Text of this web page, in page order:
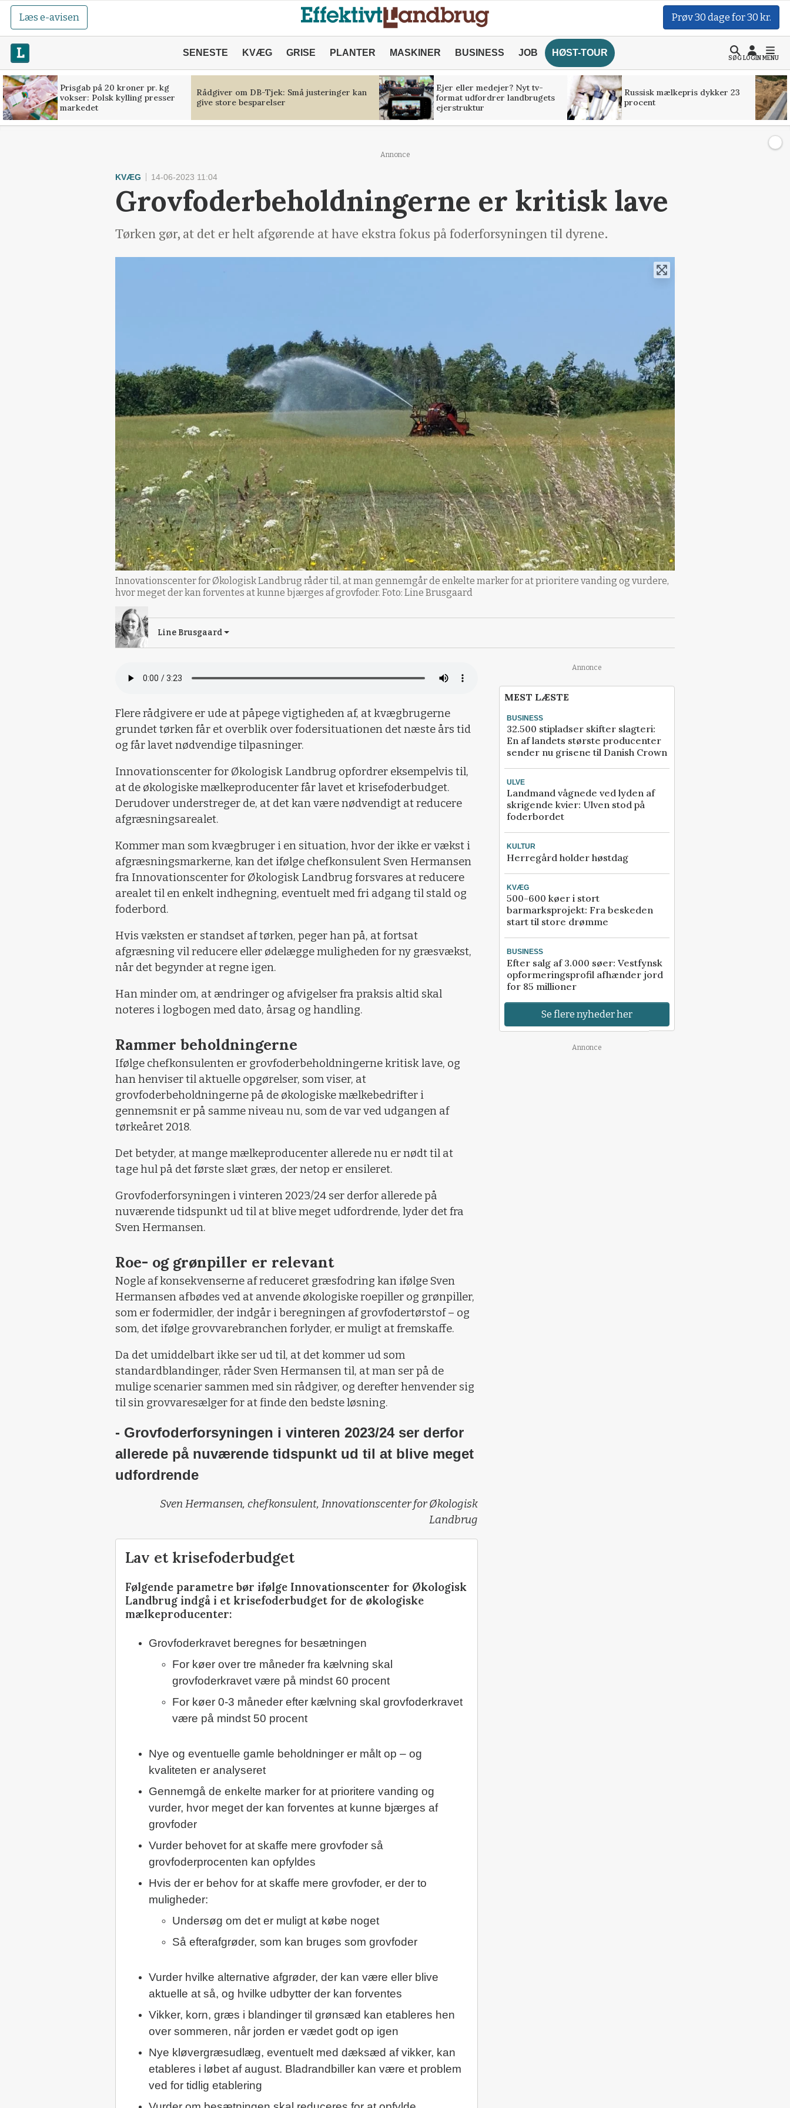
Læs e-avisen Prøv 30 dage for 30 kr.
SENESTE KVÆG GRISE PLANTER MASKINER BUSINESS JOB HØST-TOUR
SØGLOGINMENU
Prisgab på 20 kroner pr. kg
vokser: Polsk kylling presser
markedet
Rådgiver om DB-Tjek: Små justeringer kan
give store besparelser
Ejer eller medejer? Nyt tv-
format udfordrer landbrugets
ejerstruktur
Russisk mælkepris dykker 23
procent
Annonce
KVÆG 14-06-2023 11:04
Grovfoderbeholdningerne er kritisk lave
Tørken gør, at det er helt afgørende at have ekstra fokus på foderforsyningen til dyrene.
Innovationscenter for Økologisk Landbrug råder til, at man gennemgår de enkelte marker for at prioritere vanding og vurdere,
hvor meget der kan forventes at kunne bjærges af grovfoder. Foto: Line Brusgaard
Line Brusgaard
Flere rådgivere er ude at påpege vigtigheden af, at kvægbrugerne
grundet tørken får et overblik over fodersituationen det næste års tid
og får lavet nødvendige tilpasninger.
Innovationscenter for Økologisk Landbrug opfordrer eksempelvis til,
at de økologiske mælkeproducenter får lavet et krisefoderbudget.
Derudover understreger de, at det kan være nødvendigt at reducere
afgræsningsarealet.
Kommer man som kvægbruger i en situation, hvor der ikke er vækst i
afgræsningsmarkerne, kan det ifølge chefkonsulent Sven Hermansen
fra Innovationscenter for Økologisk Landbrug forsvares at reducere
arealet til en enkelt indhegning, eventuelt med fri adgang til stald og
foderbord.
Hvis væksten er standset af tørken, peger han på, at fortsat
afgræsning vil reducere eller ødelægge muligheden for ny græsvækst,
når det begynder at regne igen.
Han minder om, at ændringer og afvigelser fra praksis altid skal
noteres i logbogen med dato, årsag og handling.
Rammer beholdningerne
Ifølge chefkonsulenten er grovfoderbeholdningerne kritisk lave, og
han henviser til aktuelle opgørelser, som viser, at
grovfoderbeholdningerne på de økologiske mælkebedrifter i
gennemsnit er på samme niveau nu, som de var ved udgangen af
tørkeåret 2018.
Det betyder, at mange mælkeproducenter allerede nu er nødt til at
tage hul på det første slæt græs, der netop er ensileret.
Grovfoderforsyningen i vinteren 2023/24 ser derfor allerede på
nuværende tidspunkt ud til at blive meget udfordrende, lyder det fra
Sven Hermansen.
Roe- og grønpiller er relevant
Nogle af konsekvenserne af reduceret græsfodring kan ifølge Sven
Hermansen afbødes ved at anvende økologiske roepiller og grønpiller,
som er fodermidler, der indgår i beregningen af grovfodertørstof – og
som, det ifølge grovvarebranchen forlyder, er muligt at fremskaffe.
Da det umiddelbart ikke ser ud til, at det kommer ud som
standardblandinger, råder Sven Hermansen til, at man ser på de
mulige scenarier sammen med sin rådgiver, og derefter henvender sig
til sin grovvaresælger for at finde den bedste løsning.
- Grovfoderforsyningen i vinteren 2023/24 ser derfor
allerede på nuværende tidspunkt ud til at blive meget
udfordrende
Sven Hermansen, chefkonsulent, Innovationscenter for Økologisk
Landbrug
Lav et krisefoderbudget
Følgende parametre bør ifølge Innovationscenter for Økologisk
Landbrug indgå i et krisefoderbudget for de økologiske
mælkeproducenter:
Grovfoderkravet beregnes for besætningen
For køer over tre måneder fra kælvning skal
grovfoderkravet være på mindst 60 procent
For køer 0-3 måneder efter kælvning skal grovfoderkravet
være på mindst 50 procent
Nye og eventuelle gamle beholdninger er målt op – og
kvaliteten er analyseret
Gennemgå de enkelte marker for at prioritere vanding og
vurder, hvor meget der kan forventes at kunne bjærges af
grovfoder
Vurder behovet for at skaffe mere grovfoder så
grovfoderprocenten kan opfyldes
Hvis der er behov for at skaffe mere grovfoder, er der to
muligheder:
Undersøg om det er muligt at købe noget
Så efterafgrøder, som kan bruges som grovfoder
Vurder hvilke alternative afgrøder, der kan være eller blive
aktuelle at så, og hvilke udbytter der kan forventes
Vikker, korn, græs i blandinger til grønsæd kan etableres hen
over sommeren, når jorden er vædet godt op igen
Nye kløvergræsudlæg, eventuelt med dæksæd af vikker, kan
etableres i løbet af august. Bladrandbiller kan være et problem
ved for tidlig etablering
Annonce
MEST LÆSTE
BUSINESS
32.500 stipladser skifter slagteri:
En af landets største producenter
sender nu grisene til Danish Crown
ULVE
Landmand vågnede ved lyden af
skrigende kvier: Ulven stod på
foderbordet
KULTUR
Herregård holder høstdag
KVÆG
500-600 køer i stort
barmarksprojekt: Fra beskeden
start til store drømme
BUSINESS
Efter salg af 3.000 søer: Vestfynsk
opformeringsprofil afhænder jord
for 85 millioner
Se flere nyheder her
Annonce